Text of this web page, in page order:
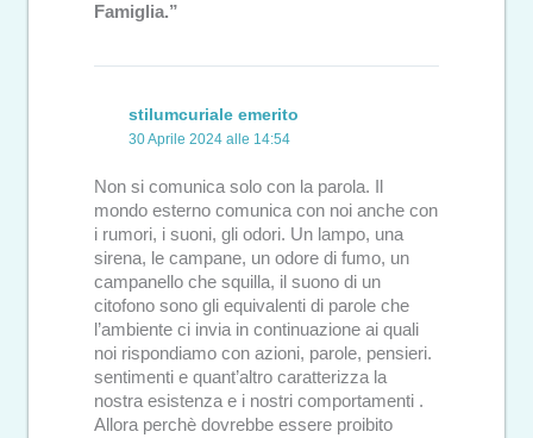
Famiglia.”
stilumcuriale emerito
30 Aprile 2024 alle 14:54
Non si comunica solo con la parola. Il
mondo esterno comunica con noi anche con
i rumori, i suoni, gli odori. Un lampo, una
sirena, le campane, un odore di fumo, un
campanello che squilla, il suono di un
citofono sono gli equivalenti di parole che
l’ambiente ci invia in continuazione ai quali
noi rispondiamo con azioni, parole, pensieri.
sentimenti e quant’altro caratterizza la
nostra esistenza e i nostri comportamenti .
Allora perchè dovrebbe essere proibito